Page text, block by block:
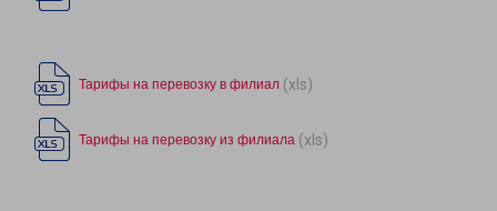
Тарифы на перевозку в филиал (xls)
Тарифы на перевозку из филиала (xls)